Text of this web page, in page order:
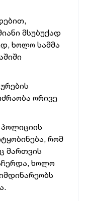
მსუბუქად
ხოლო სამმა
ორივე
პოლიციის
რომ
მართვის
ხოლო